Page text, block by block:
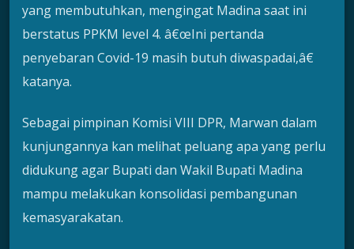
yang membutuhkan, mengingat Madina saat ini
berstatus PPKM level 4. â€œIni pertanda
penyebaran Covid-19 masih butuh diwaspadai,â€
katanya.
Sebagai pimpinan Komisi VIII DPR, Marwan dalam
kunjungannya kan melihat peluang apa yang perlu
didukung agar Bupati dan Wakil Bupati Madina
mampu melakukan konsolidasi pembangunan
kemasyarakatan.